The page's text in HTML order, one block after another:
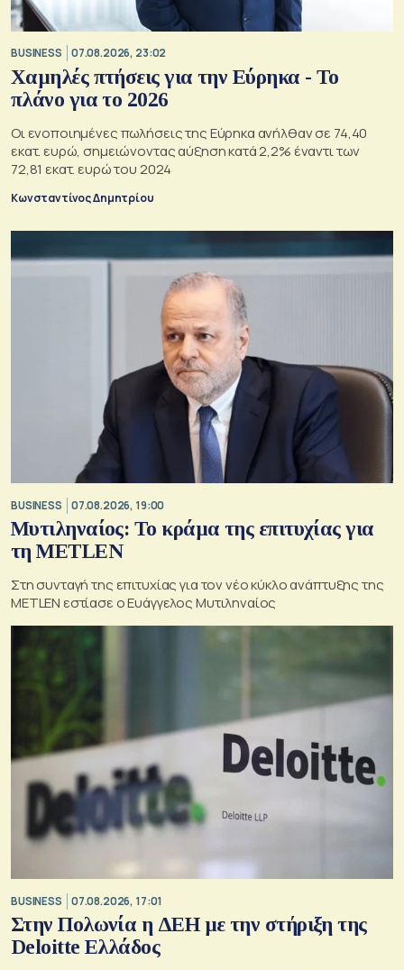
BUSINESS 07.08.2026, 23:02
Χαμηλές πτήσεις για την Εύρηκα - Το
πλάνο για το 2026
Οι ενοποιημένες πωλήσεις της Εύρηκα ανήλθαν σε 74,40
εκατ. ευρώ, σημειώνοντας αύξηση κατά 2,2% έναντι των
72,81 εκατ. ευρώ του 2024
Κωνσταντίνος Δημητρίου
BUSINESS 07.08.2026, 19:00
Μυτιληναίος: Το κράμα της επιτυχίας για
τη METLEN
Στη συνταγή της επιτυχίας για τον νέο κύκλο ανάπτυξης της
METLEN εστίασε ο Ευάγγελος Μυτιληναίος
BUSINESS 07.08.2026, 17:01
Στην Πολωνία η ΔΕΗ με την στήριξη της
Deloitte Ελλάδος